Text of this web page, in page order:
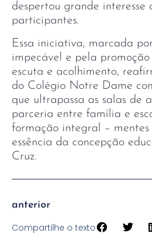
despertou grande interesse
participantes.
Essa iniciativa, marcada
impecável e pela promoção
escuta e acolhimento,
do Colégio Notre Dame
que ultrapassa as salas de
parceria entre família e
formação integral – mentes
essência da concepção
Cruz.
anterior
Compartilhe o texto